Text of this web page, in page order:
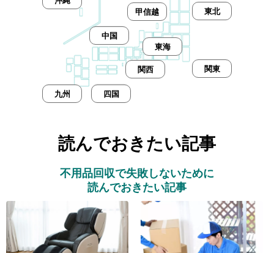
東北
甲信越
東海
関東
関西
中国
四国
九州
読んでおきたい記事
不用品回収で失敗しないために
読んでおきたい記事